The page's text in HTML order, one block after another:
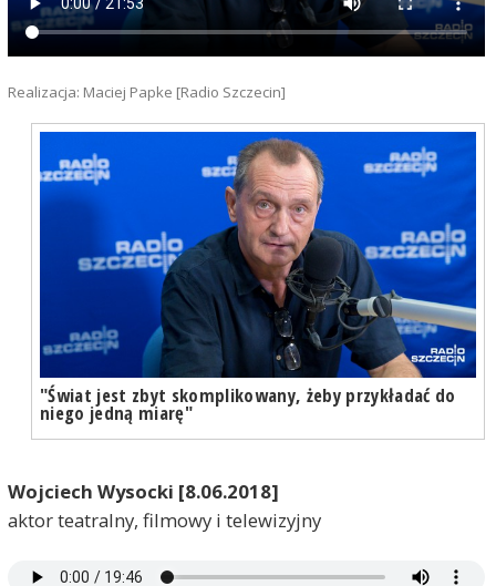
Realizacja: Maciej Papke [Radio Szczecin]
"Świat jest zbyt skomplikowany, żeby przykładać do
niego jedną miarę"
Wojciech Wysocki [8.06.2018]
aktor teatralny, filmowy i telewizyjny